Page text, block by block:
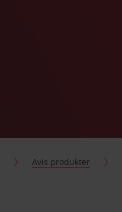
Avis produkter